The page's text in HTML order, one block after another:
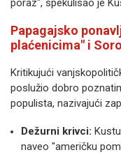
poraz", spekulisao je
Papagajsko
plaćenicima" i
Kritikujući
poslužio dobro
populista, nazivajući
Dežurni krivci:
naveo "američku